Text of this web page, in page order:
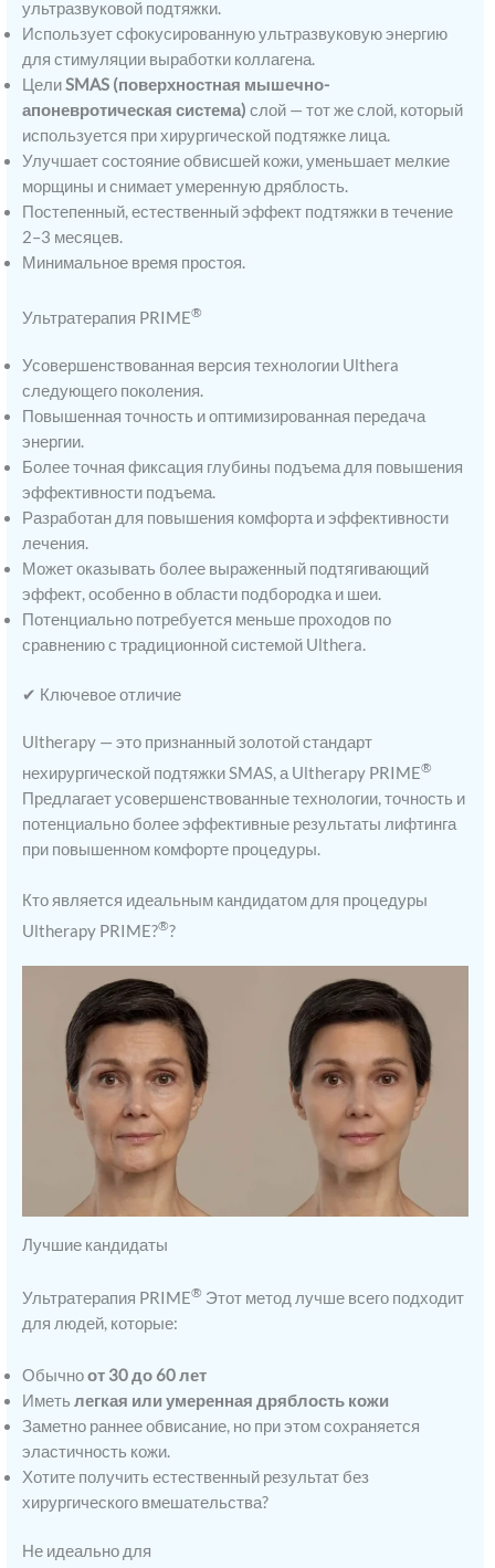
ультразвуковой подтяжки.
Использует сфокусированную ультразвуковую энергию
для стимуляции выработки коллагена.
ЦелиSMAS (поверхностная мышечно-
апоневротическая система) слой — тот же слой, который
используется при хирургической подтяжке лица.
Улучшает состояние обвисшей кожи, уменьшает мелкие
морщины и снимает умеренную дряблость.
Постепенный, естественный эффект подтяжки в течение
2–3 месяцев.
Минимальное время простоя.
Ультратерапия PRIME®
Усовершенствованная версия технологии Ulthera
следующего поколения.
Повышенная точность и оптимизированная передача
энергии.
Более точная фиксация глубины подъема для повышения
эффективности подъема.
Разработан для повышения комфорта и эффективности
лечения.
Может оказывать более выраженный подтягивающий
эффект, особенно в области подбородка и шеи.
Потенциально потребуется меньше проходов по
сравнению с традиционной системой Ulthera.
✔ Ключевое отличие
Ultherapy — это признанный золотой стандарт
нехирургической подтяжки SMAS, а Ultherapy PRIME®
Предлагает усовершенствованные технологии, точность и
потенциально более эффективные результаты лифтинга
при повышенном комфорте процедуры.
Кто является идеальным кандидатом для процедуры
Ultherapy PRIME?®?
Лучшие кандидаты
Ультратерапия PRIME® Этот метод лучше всего подходит
для людей, которые:
Обычноот 30 до 60 лет
Иметьлегкая или умеренная дряблость кожи
Заметно раннее обвисание, но при этом сохраняется
эластичность кожи.
Хотите получить естественный результат без
хирургического вмешательства?
Не идеально для